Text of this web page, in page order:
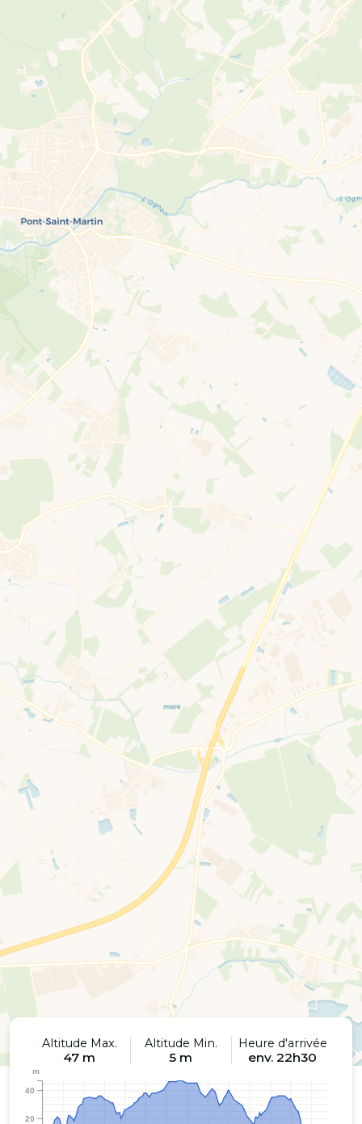
Altitude Max.
47 m
Altitude Min.
5 m
Heure d'arrivée
env. 22h30
20
40
m